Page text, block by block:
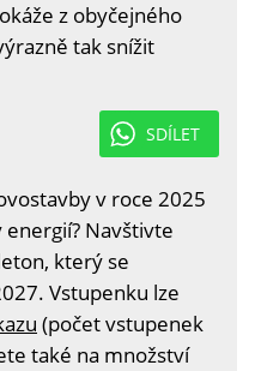
z obyčejného
tak snížit
SDÍLET
v roce 2025
Navštivte
který se
Vstupenku lze
(počet vstupenek
také na množství